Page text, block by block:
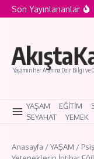
İçeriğe atla
Son Yayınlananlar
Saklı Köyleri: Modern
Yaşamın Her Alanına Dair Bilgi ve
YAŞAM EĞİTİM
SEYAHAT
YEMEK
Anasayfa /YAŞAM /